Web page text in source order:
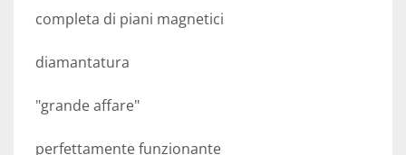
completa di piani magnetici
diamantatura
"grande affare"
perfettamente funzionante